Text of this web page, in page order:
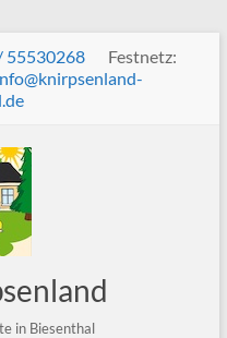
55530268 Festnetz:
in Biesenthal